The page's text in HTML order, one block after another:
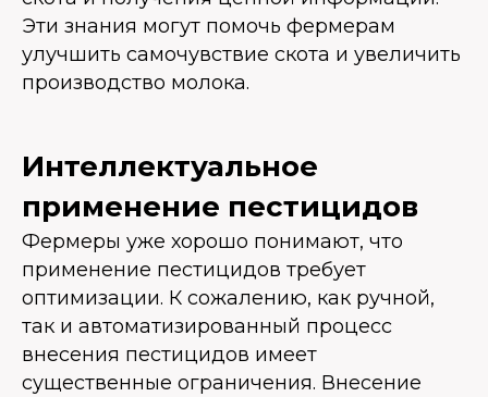
Эти знания могут помочь фермерам
улучшить самочувствие скота и увеличить
производство молока.
Интеллектуальное
применение пестицидов
Фермеры уже хорошо понимают, что
применение пестицидов требует
оптимизации. К сожалению, как ручной,
так и автоматизированный процесс
внесения пестицидов имеет
существенные ограничения. Внесение